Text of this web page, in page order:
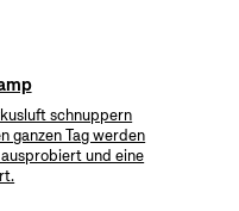
schnuppern
ganzen Tag werden
und eine